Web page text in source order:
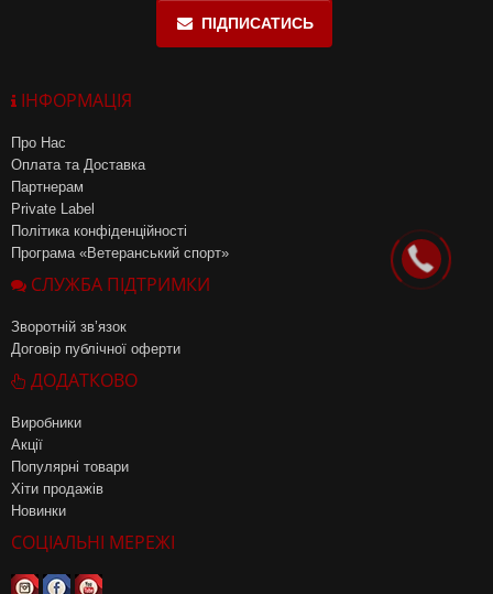
ПІДПИСАТИСЬ
ІНФОРМАЦІЯ
Про Нас
Оплата та Доставка
Партнерам
Private Label
Політика конфіденційності
Програма «Ветеранський спорт»
СЛУЖБА ПІДТРИМКИ
Зворотній зв’язок
Договір публічної оферти
ДОДАТКОВО
Виробники
Акції
Популярні товари
Хіти продажів
Новинки
СОЦІАЛЬНІ МЕРЕЖІ